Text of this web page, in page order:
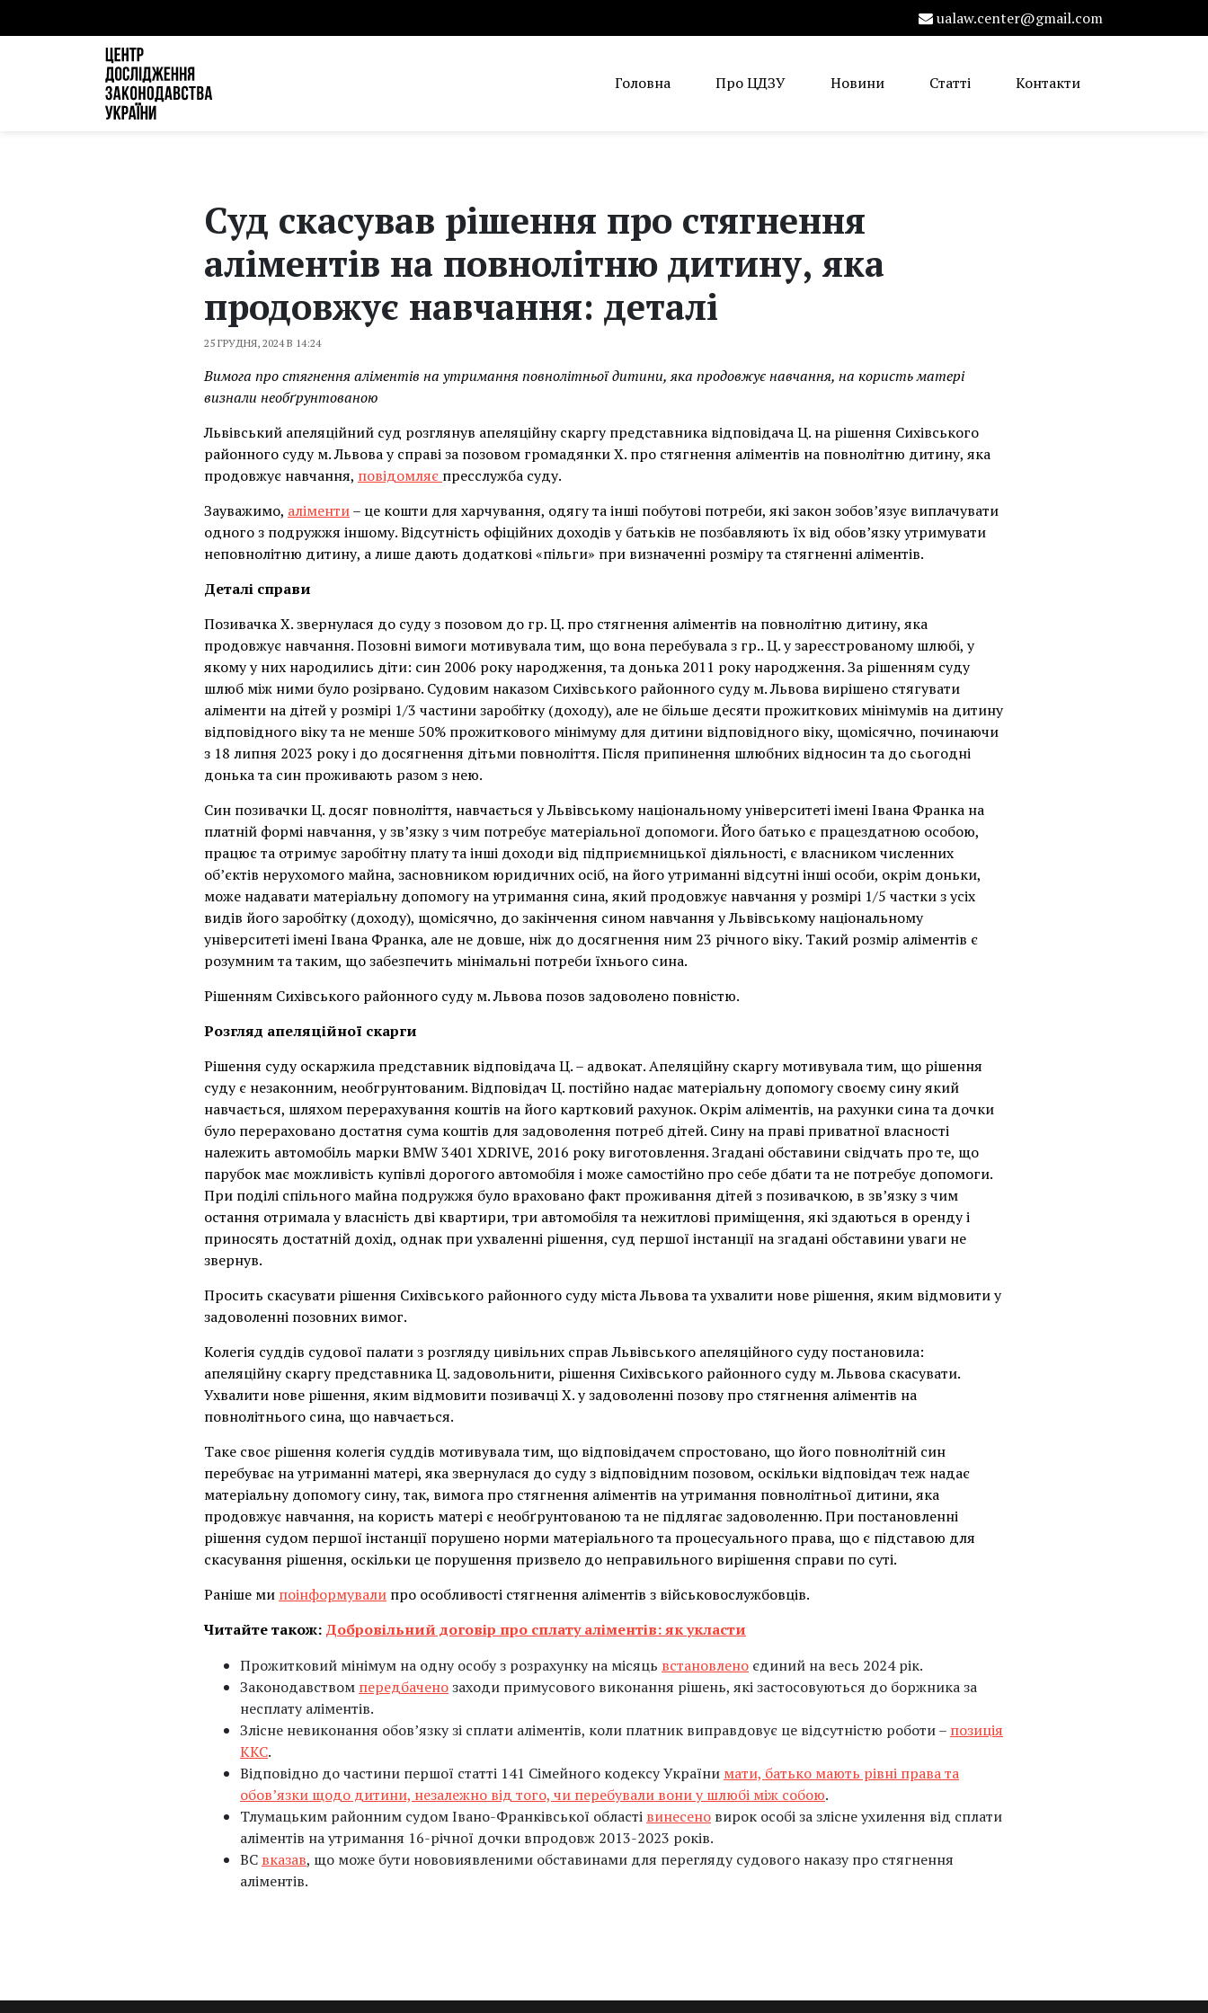
ualaw.center@gmail.com
Головна Про ЦДЗУ Новини Статті Контакти
Суд скасував рішення про стягнення
аліментів на повнолітню дитину, яка
продовжує навчання: деталі
25 ГРУДНЯ, 2024 В 14:24
Вимога про стягнення аліментів на утримання повнолітньої дитини, яка продовжує навчання, на користь матері
визнали необґрунтованою
Львівський апеляційний суд розглянув апеляційну скаргу представника відповідача Ц. на рішення Сихівського
районного суду м. Львова у справі за позовом громадянки Х. про стягнення аліментів на повнолітню дитину, яка
продовжує навчання, повідомляє пресслужба суду.
Зауважимо, аліменти– це кошти для харчування, одягу та інші побутові потреби, які закон зобов’язує виплачувати
одного з подружжя іншому. Відсутність офіційних доходів у батьків не позбавляють їх від обов’язку утримувати
неповнолітню дитину, а лише дають додаткові «пільги» при визначенні розміру та стягненні аліментів.
Деталі справи
Позивачка Х. звернулася до суду з позовом до гр. Ц. про стягнення аліментів на повнолітню дитину, яка
продовжує навчання. Позовні вимоги мотивувала тим, що вона перебувала з гр.. Ц. у зареєстрованому шлюбі, у
якому у них народились діти: син 2006 року народження, та донька 2011 року народження. За рішенням суду
шлюб між ними було розірвано. Судовим наказом Сихівського районного суду м. Львова вирішено стягувати
аліменти на дітей у розмірі 1/3 частини заробітку (доходу), але не більше десяти прожиткових мінімумів на дитину
відповідного віку та не менше 50% прожиткового мінімуму для дитини відповідного віку, щомісячно, починаючи
з 18 липня 2023 року і до досягнення дітьми повноліття. Після припинення шлюбних відносин та до сьогодні
донька та син проживають разом з нею.
Син позивачки Ц. досяг повноліття, навчається у Львівському національному університеті імені Івана Франка на
платній формі навчання, у зв’язку з чим потребує матеріальної допомоги. Його батько є працездатною особою,
працює та отримує заробітну плату та інші доходи від підприємницької діяльності, є власником численних
об’єктів нерухомого майна, засновником юридичних осіб, на його утриманні відсутні інші особи, окрім доньки,
може надавати матеріальну допомогу на утримання сина, який продовжує навчання у розмірі 1/5 частки з усіх
видів його заробітку (доходу), щомісячно, до закінчення сином навчання у Львівському національному
університеті імені Івана Франка, але не довше, ніж до досягнення ним 23 річного віку. Такий розмір аліментів є
розумним та таким, що забезпечить мінімальні потреби їхнього сина.
Рішенням Сихівського районного суду м. Львова позов задоволено повністю.
Розгляд апеляційної скарги
Рішення суду оскаржила представник відповідача Ц. – адвокат. Апеляційну скаргу мотивувала тим, що рішення
суду є незаконним, необгрунтованим. Відповідач Ц. постійно надає матеріальну допомогу своєму сину який
навчається, шляхом перерахування коштів на його картковий рахунок. Окрім аліментів, на рахунки сина та дочки
було перераховано достатня сума коштів для задоволення потреб дітей. Сину на праві приватної власності
належить автомобіль марки BMW 3401 XDRIVE, 2016 року виготовлення. Згадані обставини свідчать про те, що
парубок має можливість купівлі дорогого автомобіля і може самостійно про себе дбати та не потребує допомоги.
При поділі спільного майна подружжя було враховано факт проживання дітей з позивачкою, в зв’язку з чим
остання отримала у власність дві квартири, три автомобіля та нежитлові приміщення, які здаються в оренду і
приносять достатній дохід, однак при ухваленні рішення, суд першої інстанції на згадані обставини уваги не
звернув.
Просить скасувати рішення Сихівського районного суду міста Львова та ухвалити нове рішення, яким відмовити у
задоволенні позовних вимог.
Колегія суддів судової палати з розгляду цивільних справ Львівського апеляційного суду постановила:
апеляційну скаргу представника Ц. задовольнити, рішення Сихівського районного суду м. Львова скасувати.
Ухвалити нове рішення, яким відмовити позивачці Х. у задоволенні позову про стягнення аліментів на
повнолітнього сина, що навчається.
Таке своє рішення колегія суддів мотивувала тим, що відповідачем спростовано, що його повнолітній син
перебуває на утриманні матері, яка звернулася до суду з відповідним позовом, оскільки відповідач теж надає
матеріальну допомогу сину, так, вимога про стягнення аліментів на утримання повнолітньої дитини, яка
продовжує навчання, на користь матері є необґрунтованою та не підлягає задоволенню. При постановленні
рішення судом першої інстанції порушено норми матеріального та процесуального права, що є підставою для
скасування рішення, оскільки це порушення призвело до неправильного вирішення справи по суті.
Раніше ми поінформували про особливості стягнення аліментів з військовослужбовців.
Читайте також: Добровільний договір про сплату аліментів: як укласти
Прожитковий мінімум на одну особу з розрахунку на місяць встановлено єдиний на весь 2024 рік.
Законодавством передбаченозаходи примусового виконання рішень, які застосовуються до боржника за
несплату аліментів.
Злісне невиконання обов’язку зі сплати аліментів, коли платник виправдовує це відсутністю роботи – позиція
ККС.
Відповідно до частини першої статті 141 Сімейного кодексу України мати, батько мають рівні права та
обов’язки щодо дитини, незалежно від того, чи перебували вони у шлюбі між собою.
Тлумацьким районним судом Івано-Франківської області винесено вирок особі за злісне ухилення від сплати
аліментів на утримання 16-річної дочки впродовж 2013-2023 років.
ВС вказав, що може бути нововиявленими обставинами для перегляду судового наказу про стягнення
аліментів.